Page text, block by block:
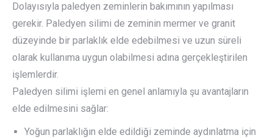
Dolayısıyla paledyen zeminlerin bakımının yapılması
gerekir. Paledyen silimi de zeminin mermer ve granit
düzeyinde bir parlaklık elde edebilmesi ve uzun süreli
olarak kullanıma uygun olabilmesi adına gerçekleştirilen
işlemlerdir.
Paledyen silimi işlemi en genel anlamıyla şu avantajların
elde edilmesini sağlar:
Yoğun parlaklığın elde edildiği zeminde aydınlatma için